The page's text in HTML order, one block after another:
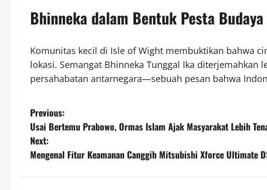
Bhinneka dalam Bentuk Pesta
Komunitas kecil di Isle of Wight membuktikan bahwa
lokasi. Semangat Bhinneka Tunggal Ika diterjemahkan
persahabatan antarnegara—sebuah pesan bahwa
P
o
s
Previous:
Usai Bertemu Prabowo, Ormas Islam Ajak Masyarakat Lebih
Next:
Mengenal Fitur Keamanan Canggih Mitsubishi Xforce Ultimate